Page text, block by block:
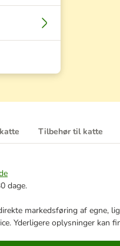
Tilbehør til katte
dage.
markedsføring af egne,
Yderligere oplysninger kan